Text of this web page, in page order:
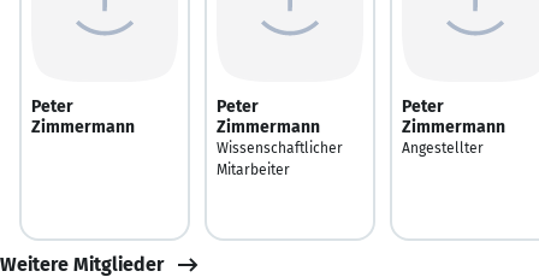
Peter
Zimmermann
Peter
Zimmermann
Wissenschaftlicher
Mitarbeiter
Peter
Zimmermann
Angestellter
Weitere Mitglieder